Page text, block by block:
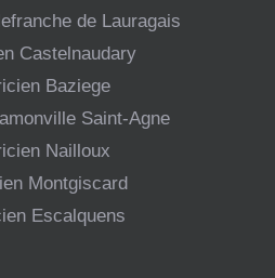
de Lauragais
Castelnaudary
Baziege
Saint-Agne
Nailloux
Montgiscard
Escalquens